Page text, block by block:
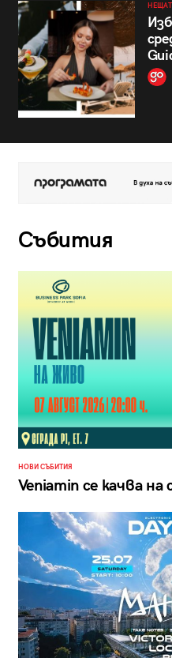
Събития
НОВИ СЪБИТИЯ
Veniamin се качва